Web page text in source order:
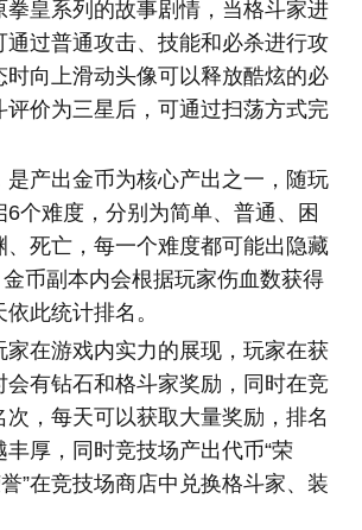
拳皇系列的故事剧情，当格斗家进
通过普通攻击、技能和必杀进行攻
时向上滑动头像可以释放酷炫的必
评价为三星后，可通过扫荡方式完
是产出金币为核心产出之一，随玩
6个难度，分别为简单、普通、困
、死亡，每一个难度都可能出隐藏
币副本内会根据玩家伤血数获得
此统计排名。
家在游戏内实力的展现，玩家在获
会有钻石和格斗家奖励，同时在竞
，每天可以获取大量奖励，排名
丰厚，同时竞技场产出代币“荣
”在竞技场商店中兑换格斗家、装